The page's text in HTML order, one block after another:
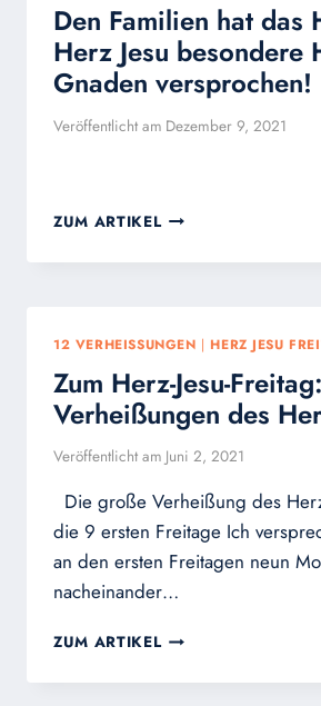
Den Familien hat das
Herz Jesu besondere
Gnaden versprochen!
Veröffentlicht am Dezember 9, 2021
ZUM ARTIKEL DEN
HAT
JESU
BESONDERE
HILFE
UND
GNADEN
VERSPROCHEN!
12 VERHEISSUNGEN | HERZ JESU
Zum Herz-Jesu-
Verheißungen des
Veröffentlicht am Juni 2, 2021
Die große Verheißung des
die 9 ersten Freitage Ich
an den ersten Freitagen neun
nacheinander…
ZUM ARTIKEL ZUM
JESU-